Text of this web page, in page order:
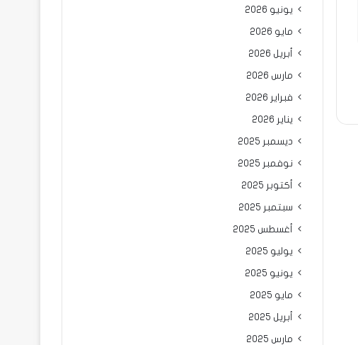
يونيو 2026
مايو 2026
أبريل 2026
مارس 2026
فبراير 2026
يناير 2026
ديسمبر 2025
نوفمبر 2025
أكتوبر 2025
سبتمبر 2025
أغسطس 2025
يوليو 2025
يونيو 2025
مايو 2025
أبريل 2025
مارس 2025